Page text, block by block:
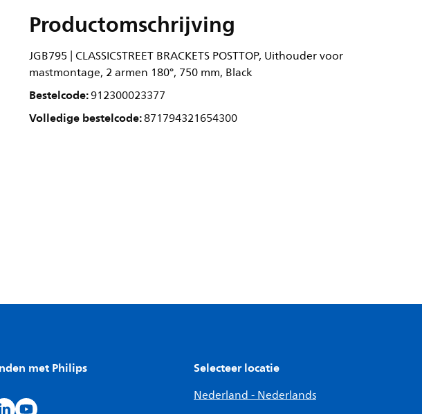
Productomschrijving
JGB795 | CLASSICSTREET BRACKETS POSTTOP, Uithouder voor
mastmontage, 2 armen 180°, 750 mm, Black
Bestelcode:912300023377
Volledige bestelcode:871794321654300
met Philips Selecteer locatie
Nederland - Nederlands